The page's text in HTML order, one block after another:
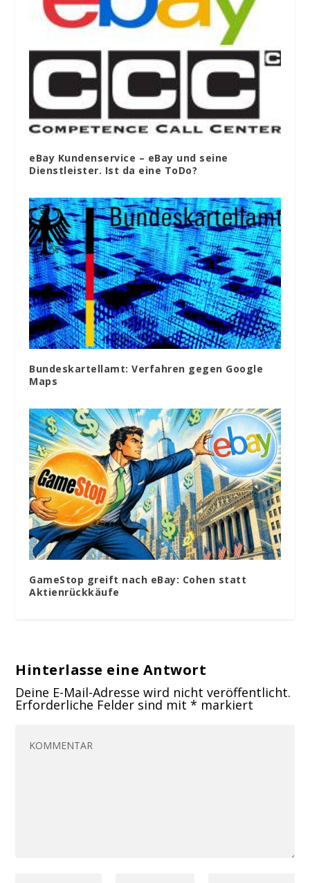
eBay Kundenservice – eBay und seine
Dienstleister. Ist da eine ToDo?
Bundeskartellamt: Verfahren gegen Google
Maps
GameStop greift nach eBay: Cohen statt
Aktienrückkäufe
Hinterlasse eine Antwort
Deine E-Mail-Adresse wird nicht veröffentlicht.
Erforderliche Felder sind mit* markiert